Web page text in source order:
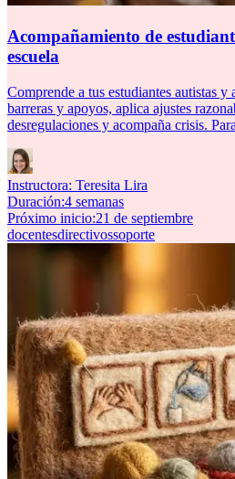
Acompañamiento de
escuela
Comprende a tus estudiantes autistas y
barreras y apoyos, aplica ajustes
desregulaciones y acompaña crisis.
Instructora: Teresita Lira
Duración:4 semanas
Próximo inicio:21 de septiembre
docentesdirectivossoporte